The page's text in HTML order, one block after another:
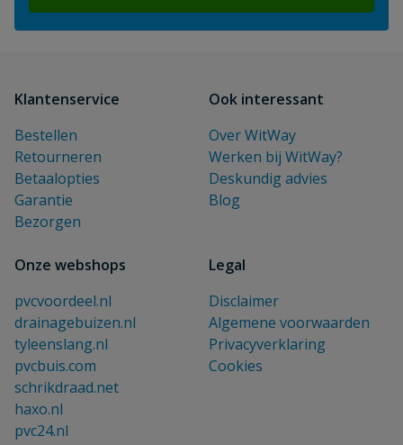
Klantenservice
Bestellen
Retourneren
Betaalopties
Garantie
Bezorgen
Ook interessant
Over WitWay
Werken bij WitWay?
Deskundig advies
Blog
Onze webshops
pvcvoordeel.nl
drainagebuizen.nl
tyleenslang.nl
pvcbuis.com
schrikdraad.net
haxo.nl
pvc24.nl
Legal
Disclaimer
Algemene voorwaarden
Privacyverklaring
Cookies